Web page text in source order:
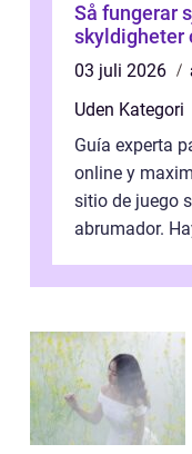
Så fungerar
skyldigheter
03 juli 2026
Uden Kategori
Guía experta
online y
sitio de juego
abrumador.